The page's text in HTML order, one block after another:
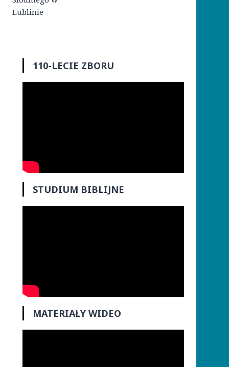
Lublinie
110-LECIE ZBORU
STUDIUM BIBLIJNE
MATERIAŁY WIDEO